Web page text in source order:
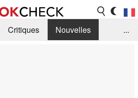
Critiques
Nouvelles
...